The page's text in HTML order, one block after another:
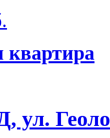
квартира